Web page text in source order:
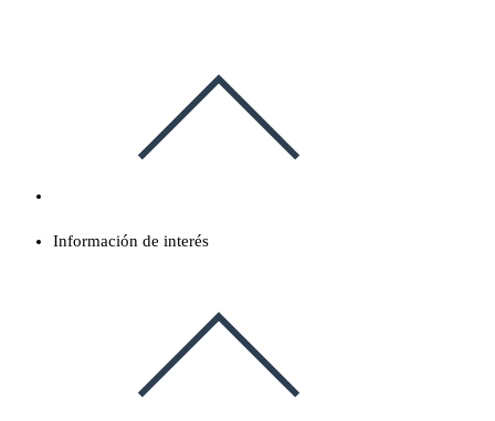
Información de interés